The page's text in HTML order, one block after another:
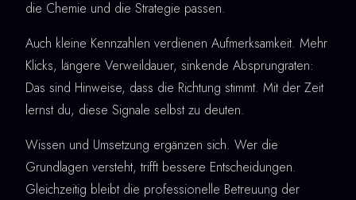
die Chemie und die Strategie passen.
Auch kleine Kennzahlen verdienen Aufmerksamkeit. Mehr
Klicks, längere Verweildauer, sinkende Absprungraten:
Das sind Hinweise, dass die Richtung stimmt. Mit der Zeit
lernst du, diese Signale selbst zu deuten.
Wissen und Umsetzung ergänzen sich. Wer die
Grundlagen versteht, trifft bessere Entscheidungen.
Gleichzeitig bleibt die professionelle Betreuung der